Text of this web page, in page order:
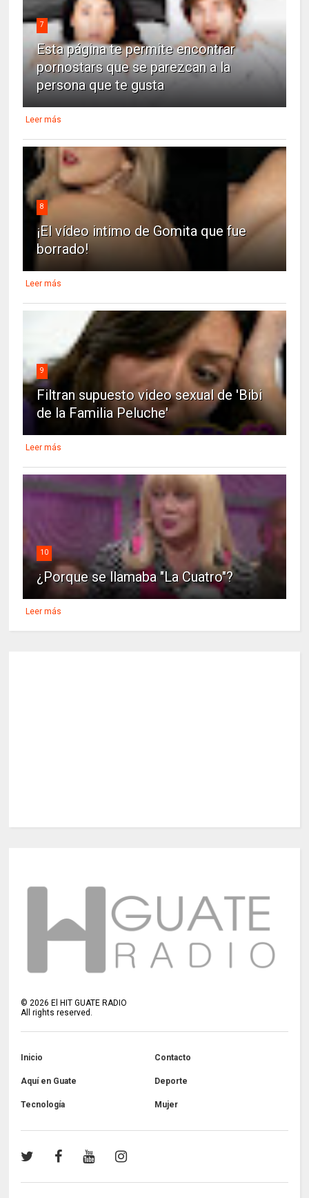
7
Esta página te permite encontrar
pornostars que se parezcan a la
persona que te gusta
Leer más
8
¡El vídeo intimo de Gomita que fue
borrado!
Leer más
9
Filtran supuesto video sexual de 'Bibi
de la Familia Peluche'
Leer más
10
¿Porque se llamaba "La Cuatro"?
Leer más
©2026 El HIT GUATE RADIO
All rights reserved.
Inicio Contacto
Aquí en Guate Deporte
Tecnología Mujer